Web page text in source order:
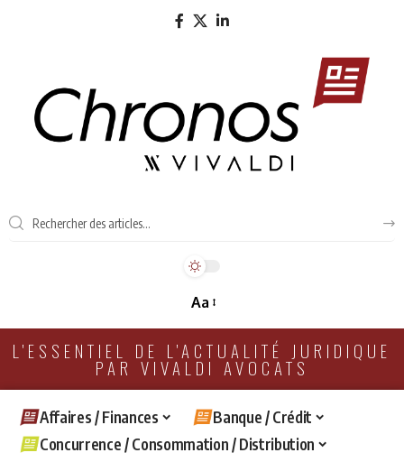
Aa
L'ESSENTIEL DE L'ACTUALITÉ JURIDIQUE
PAR VIVALDI AVOCATS
Affaires / Finances
Banque / Crédit
Concurrence / Consommation / Distribution